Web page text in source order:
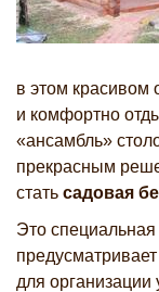
в этом красивом
и комфортно
«ансамбль»
прекрасным
стать садовая
Это
для